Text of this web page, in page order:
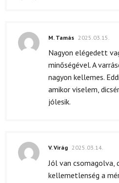
M. Tamás 2025.03.15.
Nagyon elégedett
minőségével. A
nagyon kellemes.
amikor viselem,
jólesik.
V. Virág 2025.03.14.
Jól van csomagolva,
kellemetlenség a